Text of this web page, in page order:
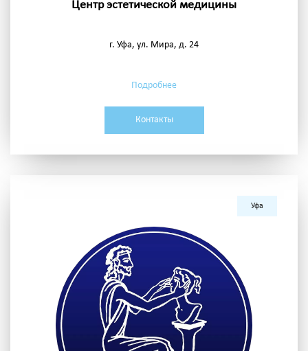
Центр эстетической медицины
г. Уфа, ул. Мира, д. 24
Подробнее
Контакты
Уфа